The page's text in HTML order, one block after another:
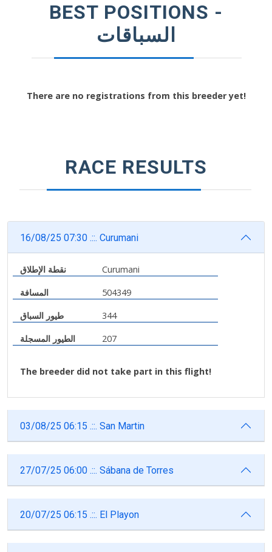
BEST POSITIONS -
السباقات
There are no registrations from this breeder yet!
RACE RESULTS
16/08/25 07:30 .::. Curumani
نقطة الإطلاق
Curumani
المسافة
504349
طيور السباق
344
الطيور المسجلة
207
The breeder did not take part in this flight!
03/08/25 06:15 .::. San Martin
27/07/25 06:00 .::. Sábana de Torres
20/07/25 06:15 .::. El Playon